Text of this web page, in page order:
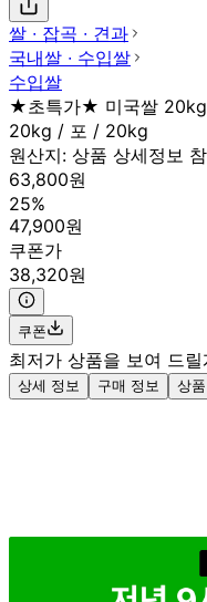
쌀 ∙ 잡곡 ∙ 견과
국내쌀 ∙ 수입쌀
수입쌀
★초특가★ 미국쌀 20kg
20kg / 포 / 20kg
원산지: 상품 상세정보
63,800원
25%
47,900원
쿠폰가
38,320원
쿠폰
최저가 상품을 보여 드릴
상세 정보 구매 정보 상